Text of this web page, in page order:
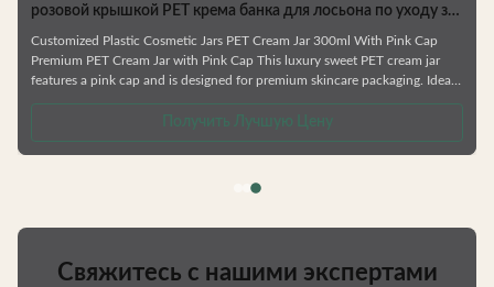
розовой крышкой PET крема банка для лосьона по уходу за
Customized Plastic Cosmetic Jars PET Cream Jar 300ml With Pink Cap
Premium PET Cream Jar with Pink Cap This luxury sweet PET cream jar
features a pink cap and is designed for premium skincare packaging. Ideal
application and reverse pouring capability. Product Features Various bottle
types available Complete skincare series including shower gel and
Получить Лучшую Цену
Свяжитесь с нашими экспертами